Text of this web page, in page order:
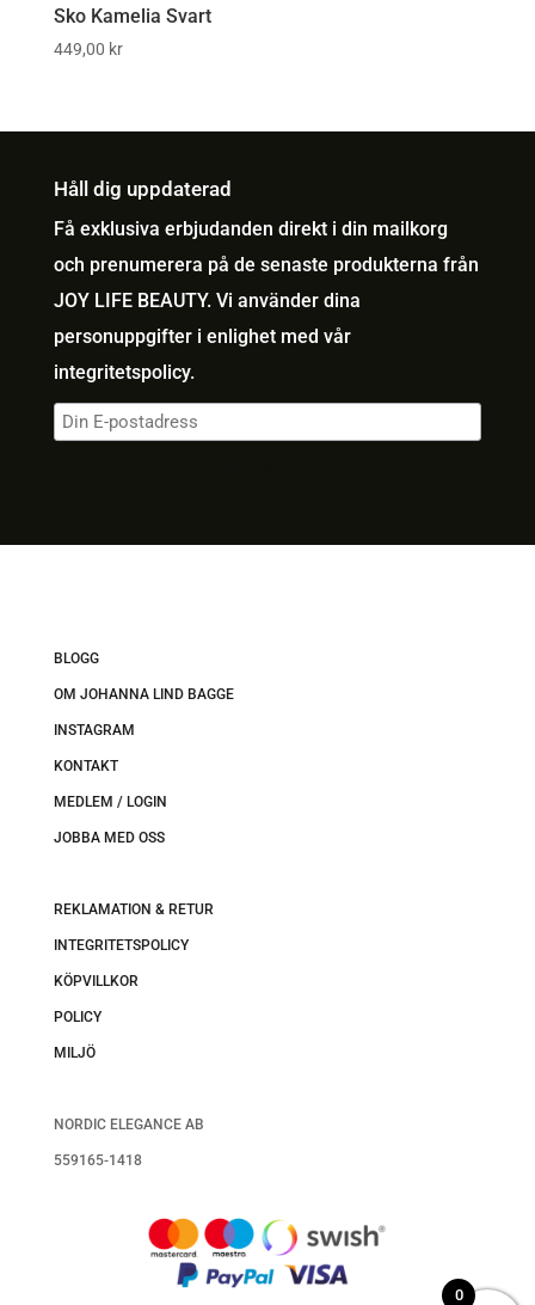
Sko Kamelia Svart
449,00 kr
Håll dig uppdaterad
Få exklusiva erbjudanden direkt i din mailkorg
och prenumerera på de senaste produkterna från
JOY LIFE BEAUTY. Vi använder dina
personuppgifter i enlighet med vår
integritetspolicy.
BLOGG
OM JOHANNA LIND BAGGE
INSTAGRAM
KONTAKT
MEDLEM / LOGIN
JOBBA MED OSS
REKLAMATION & RETUR
INTEGRITETSPOLICY
KÖPVILLKOR
POLICY
MILJÖ
NORDIC ELEGANCE AB
559165-1418
0